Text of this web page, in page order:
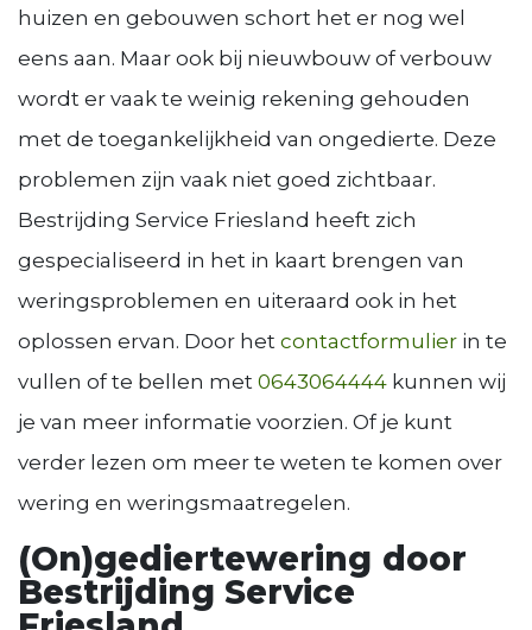
huizen en gebouwen schort het er nog wel
eens aan. Maar ook bij nieuwbouw of verbouw
wordt er vaak te weinig rekening gehouden
met de toegankelijkheid van ongedierte. Deze
problemen zijn vaak niet goed zichtbaar.
Bestrijding Service Friesland heeft zich
gespecialiseerd in het in kaart brengen van
weringsproblemen en uiteraard ook in het
oplossen ervan. Door het contactformulier in te
vullen of te bellen met 0643064444 kunnen wij
je van meer informatie voorzien. Of je kunt
verder lezen om meer te weten te komen over
wering en weringsmaatregelen.
(On)gediertewering door
Bestrijding Service